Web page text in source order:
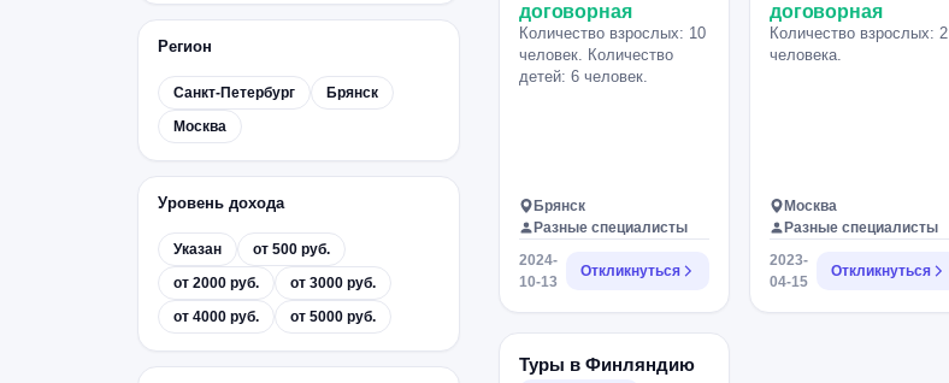
Регион
Санкт-Петербург
Брянск
Москва
Уровень дохода
Указан
от 500 руб.
от 2000 руб.
от 3000 руб.
от 4000 руб.
от 5000 руб.
договорная
Количество взрослых: 10
человек. Количество
детей: 6 человек.
Брянск
Разные специалисты
2024-
10-13
Откликнуться
договорная
Количество взрослых: 2
человека.
Москва
Разные специалисты
2023-
04-15
Откликнуться
Туры в Финляндию